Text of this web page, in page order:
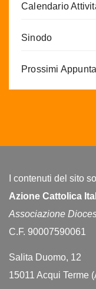
Calendario
Sinodo
Prossimi
I contenuti del sito
Azione Cattolica
Associazione
C.F. 90007590061
Salita Duomo, 12
15011 Acqui Terme